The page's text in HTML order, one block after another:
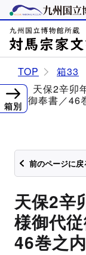
TOP
箱33
天保2辛卯
之御奉書／46
前のページに戻
天保2辛
様御代
46巻之内
箱別